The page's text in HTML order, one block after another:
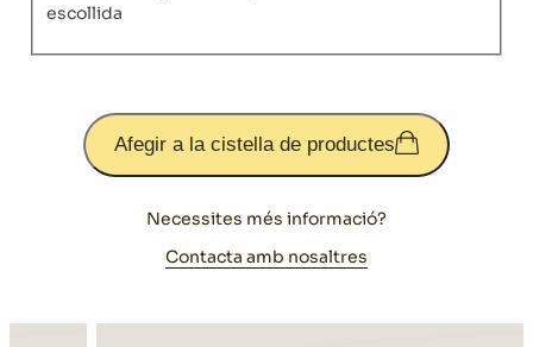
escollida
Afegir a la cistella de productes
Necessites més informació?
Contacta amb nosaltres